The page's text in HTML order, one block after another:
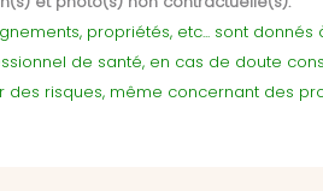
propriétés, etc... sont
de santé, en cas de doute
des risques, même concernant des